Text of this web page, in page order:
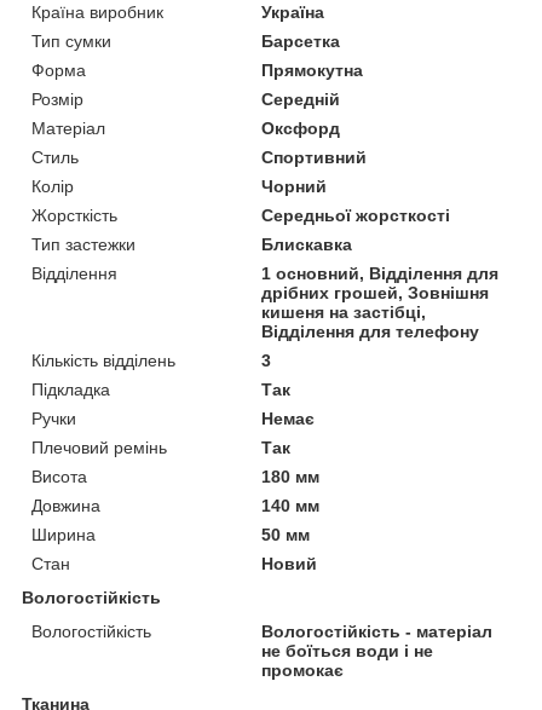
Країна виробник
Україна
Тип сумки
Барсетка
Форма
Прямокутна
Розмір
Середній
Матеріал
Оксфорд
Стиль
Спортивний
Колір
Чорний
Жорсткість
Середньої жорсткості
Тип застежки
Блискавка
Відділення
1 основний, Відділення для
дрібних грошей, Зовнішня
кишеня на застібці,
Відділення для телефону
Кількість відділень
3
Підкладка
Так
Ручки
Немає
Плечовий ремінь
Так
Висота
180 мм
Довжина
140 мм
Ширина
50 мм
Стан
Новий
Вологостійкість
Вологостійкість
Вологостійкість - матеріал
не боїться води і не
промокає
Тканина